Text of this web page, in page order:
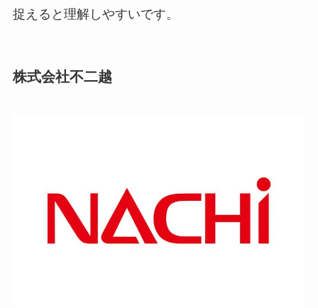
捉えると理解しやすいです。
株式会社不二越